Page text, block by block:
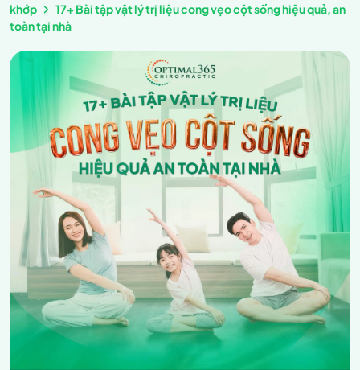
khớp
17+ Bài tập vật lý trị liệu cong vẹo cột sống hiệu quả, an
toàn tại nhà